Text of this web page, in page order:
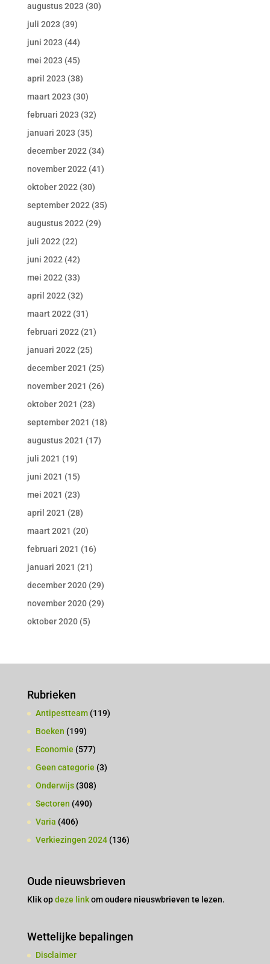
augustus 2023 (30)
juli 2023 (39)
juni 2023 (44)
mei 2023 (45)
april 2023 (38)
maart 2023 (30)
februari 2023 (32)
januari 2023 (35)
december 2022 (34)
november 2022 (41)
oktober 2022 (30)
september 2022 (35)
augustus 2022 (29)
juli 2022 (22)
juni 2022 (42)
mei 2022 (33)
april 2022 (32)
maart 2022 (31)
februari 2022 (21)
januari 2022 (25)
december 2021 (25)
november 2021 (26)
oktober 2021 (23)
september 2021 (18)
augustus 2021 (17)
juli 2021 (19)
juni 2021 (15)
mei 2021 (23)
april 2021 (28)
maart 2021 (20)
februari 2021 (16)
januari 2021 (21)
december 2020(29)
november 2020(29)
oktober 2020(5)
Rubrieken
Antipestteam(119)
Boeken (199)
Economie (577)
Geen categorie (3)
Onderwijs(308)
Sectoren (490)
Varia (406)
Verkiezingen 2024(136)
Oude nieuwsbrieven
Klik opdeze linkom oudere nieuswbrieven te lezen.
Wettelijke bepalingen
Disclaimer